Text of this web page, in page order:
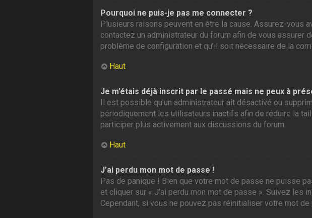
Pourquoi ne puis-je pas me connecter ?
Plusieurs raisons peuvent en être la cause. Assurez-vous
contactez un administrateur du forum afin de vous assurer
problème de configuration et qu’il soit nécessaire de la
Haut
Je m’étais déjà inscrit par le passé mais ne peux à
Il est possible qu’un administrateur ait désactivé ou
périodiquement les utilisateurs inactifs afin de réduire la
participer plus activement aux discussions du forum.
Haut
J’ai perdu mon mot de passe !
Pas de panique ! Bien que votre mot de passe ne puisse
et cliquer sur « J’ai perdu mon mot de passe ». Suivez les
Cependant, si vous ne pouvez pas réinitialiser votre mot